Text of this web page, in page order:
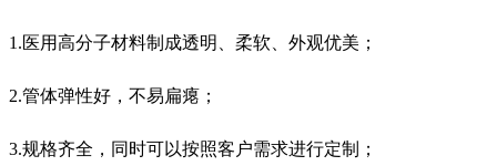
1.医用高分子材料制成透明、柔软、外观优美；
2.管体弹性好，不易扁瘪；
3.规格齐全，同时可以按照客户需求进行定制；